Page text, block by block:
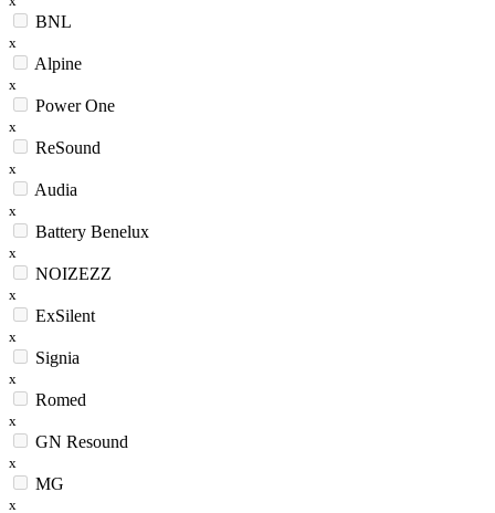
BNL
x
Alpine
x
Power One
x
ReSound
x
Audia
x
Battery Benelux
x
NOIZEZZ
x
ExSilent
x
Signia
x
Romed
x
GN Resound
x
MG
x